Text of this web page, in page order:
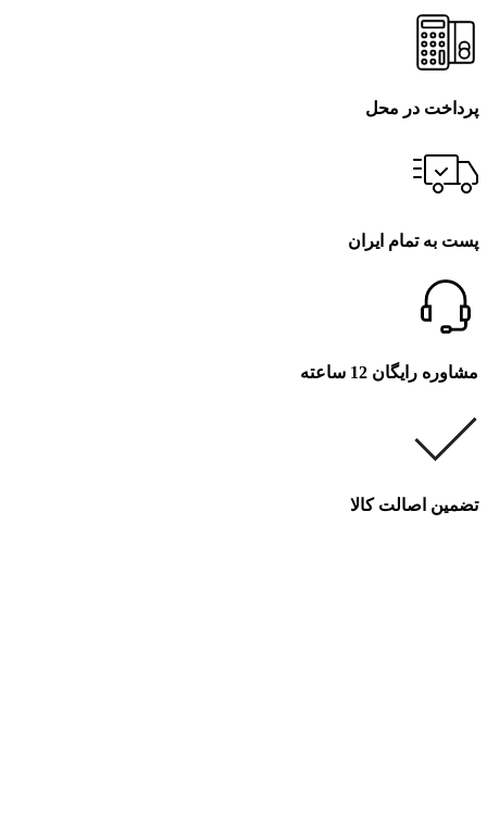
پرداخت در محل
پست به تمام ایران
مشاوره رایگان 12 ساعته
تضمین اصالت کالا